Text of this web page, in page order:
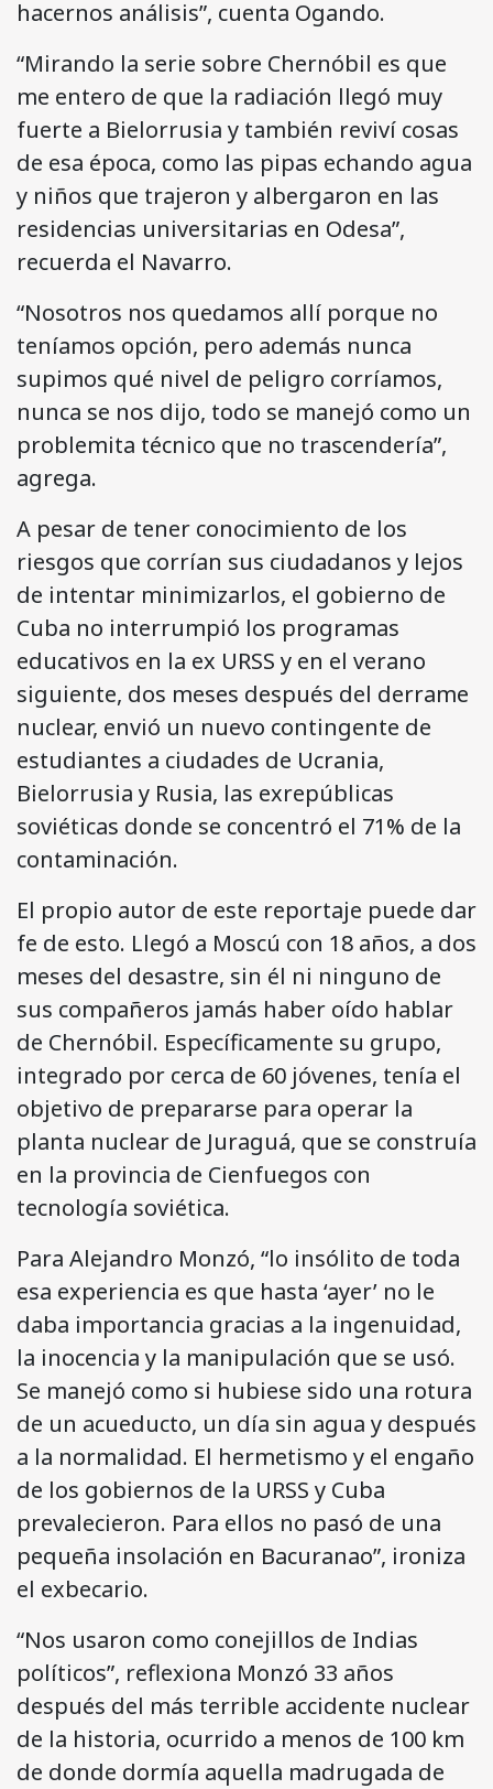
hacernos análisis”, cuenta Ogando.
“Mirando la serie sobre Chernóbil es que
me entero de que la radiación llegó muy
fuerte a Bielorrusia y también reviví cosas
de esa época, como las pipas echando agua
y niños que trajeron y albergaron en las
residencias universitarias en Odesa”,
recuerda el Navarro.
“Nosotros nos quedamos allí porque no
teníamos opción, pero además nunca
supimos qué nivel de peligro corríamos,
nunca se nos dijo, todo se manejó como un
problemita técnico que no trascendería”,
agrega.
A pesar de tener conocimiento de los
riesgos que corrían sus ciudadanos y lejos
de intentar minimizarlos, el gobierno de
Cuba no interrumpió los programas
educativos en la ex URSS y en el verano
siguiente, dos meses después del derrame
nuclear, envió un nuevo contingente de
estudiantes a ciudades de Ucrania,
Bielorrusia y Rusia, las exrepúblicas
soviéticas donde se concentró el 71% de la
contaminación.
El propio autor de este reportaje puede dar
fe de esto. Llegó a Moscú con 18 años, a dos
meses del desastre, sin él ni ninguno de
sus compañeros jamás haber oído hablar
de Chernóbil. Específicamente su grupo,
integrado por cerca de 60 jóvenes, tenía el
objetivo de prepararse para operar la
planta nuclear de Juraguá, que se construía
en la provincia de Cienfuegos con
tecnología soviética.
Para Alejandro Monzó, “lo insólito de toda
esa experiencia es que hasta ‘ayer’ no le
daba importancia gracias a la ingenuidad,
la inocencia y la manipulación que se usó.
Se manejó como si hubiese sido una rotura
de un acueducto, un día sin agua y después
a la normalidad. El hermetismo y el engaño
de los gobiernos de la URSS y Cuba
prevalecieron. Para ellos no pasó de una
pequeña insolación en Bacuranao”, ironiza
el exbecario.
“Nos usaron como conejillos de Indias
políticos”, reflexiona Monzó 33 años
después del más terrible accidente nuclear
de la historia, ocurrido a menos de 100 km
de donde dormía aquella madrugada de